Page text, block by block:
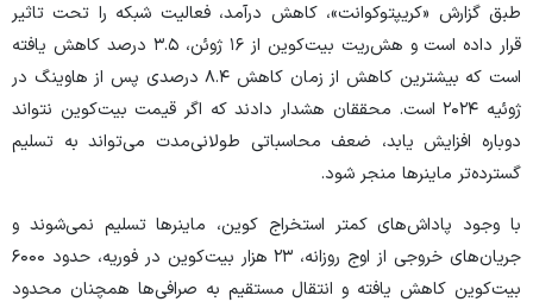
طبق گزارش «کریپتوکوانت»، کاهش درآمد، فعالیت شبکه را تحت تاثیر
قرار داده است و هش‌ریت بیت‌کوین از ۱۶ ژوئن، ۳.۵ درصد کاهش یافته
است که بیشترین کاهش از زمان کاهش ۸.۴ درصدی پس از هاوینگ در
ژوئیه ۲۰۲۴ است. محققان هشدار دادند که اگر قیمت بیت‌کوین نتواند
دوباره افزایش یابد، ضعف محاسباتی طولانی‌مدت می‌تواند به تسلیم
گسترده‌تر ماینر‌ها منجر شود.
با وجود پاداش‌های کمتر استخراج کوین، ماینر‌ها تسلیم نمی‌شوند و
جریان‌های خروجی از اوج روزانه، ۲۳ هزار بیت‌کوین در فوریه، حدود ۶۰۰۰
بیت‌کوین کاهش یافته و انتقال مستقیم به صرافی‌ها همچنان محدود